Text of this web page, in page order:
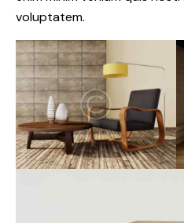
voluptatem.